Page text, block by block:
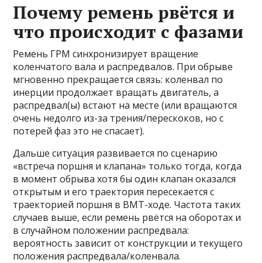
Почему ремень рвётся и
что происходит с фазами
Ремень ГРМ синхронизирует вращение
коленчатого вала и распредвалов. При обрыве
мгновенно прекращается связь: коленвал по
инерции продолжает вращать двигатель, а
распредвал(ы) встают на месте (или вращаются
очень недолго из-за трения/перескоков, но с
потерей фаз это не спасает).
Дальше ситуация развивается по сценарию
«встреча поршня и клапана» только тогда, когда
в момент обрыва хотя бы один клапан оказался
открытым и его траектория пересекается с
траекторией поршня в ВМТ-ходе. Частота таких
случаев выше, если ремень рвётся на оборотах и
в случайном положении распредвала:
вероятность зависит от конструкции и текущего
положения распредвала/коленвала.